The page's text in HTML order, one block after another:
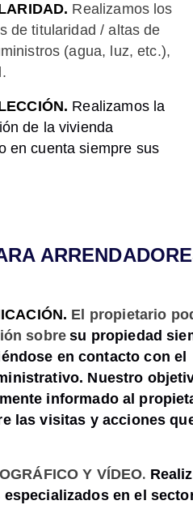
Realizamos los
de titularidad / altas de
(agua, luz, etc.),
Realizamos la
de la vivienda
en cuenta siempre sus
El propietario
sobre su propiedad
en contacto con el
Nuestro
informado al
las visitas y acciones
Y VÍDEO.
en el